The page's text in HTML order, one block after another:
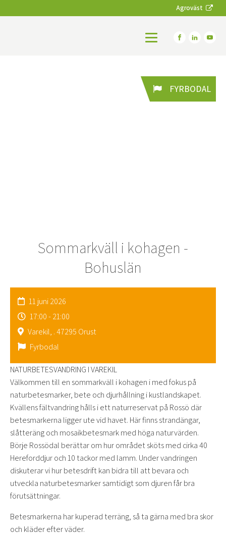
Agroväst
FYRBODAL
Sommarkväll i kohagen -
Bohuslän
11 juni 2026
17:00 - 21:00
Varekil, . 47295 Orust
Fyrbodal
NATURBETESVANDRING I VAREKIL
Välkommen till en sommarkväll i kohagen i med fokus på
naturbetesmarker, bete och djurhållning i kustlandskapet.
Kvällens fältvandring hålls i ett naturreservat på Rossö där
betesmarkerna ligger ute vid havet. Här finns strandängar,
slåtteräng och mosaikbetesmark med höga naturvärden.
Börje Rossödal berättar om hur området sköts med cirka 40
Hereforddjur och 10 tackor med lamm. Under vandringen
diskuterar vi hur betesdrift kan bidra till att bevara och
utveckla naturbetesmarker samtidigt som djuren får bra
förutsättningar.
Betesmarkerna har kuperad terräng, så ta gärna med bra skor
och kläder efter väder.